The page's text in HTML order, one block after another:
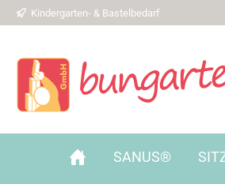
Hauptinhalt springen
Zur Suche springen
Zur Hauptnavigation springen
Kindergarten- & Bastelbedarf
SANUS®